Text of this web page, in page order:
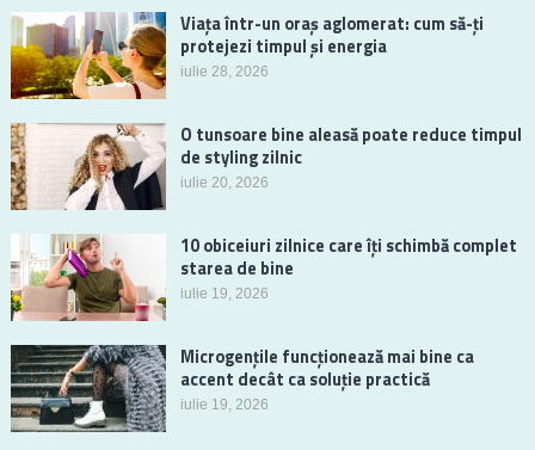
Viața într-un oraș aglomerat: cum să-ți
protejezi timpul și energia
iulie 28, 2026
O tunsoare bine aleasă poate reduce timpul
de styling zilnic
iulie 20, 2026
10 obiceiuri zilnice care îți schimbă complet
starea de bine
iulie 19, 2026
Microgențile funcționează mai bine ca
accent decât ca soluție practică
iulie 19, 2026